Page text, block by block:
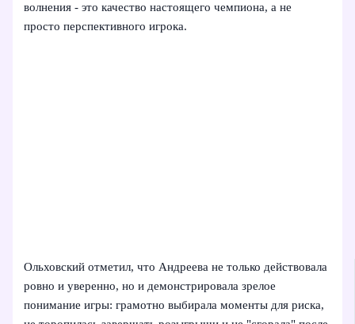
волнения - это качество настоящего чемпиона, а не
просто перспективного игрока.
Ольховский отметил, что Андреева не только действовала
ровно и уверенно, но и демонстрировала зрелое
понимание игры: грамотно выбирала моменты для риска,